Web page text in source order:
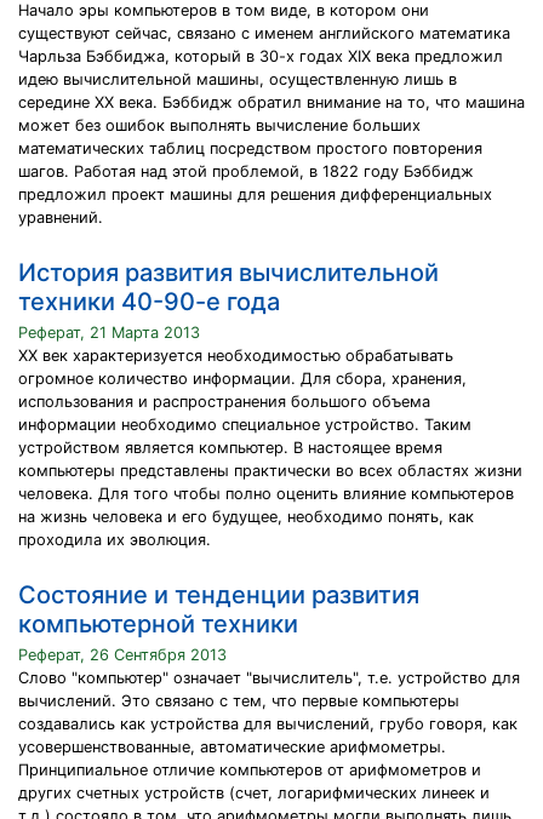
Начало эры компьютеров в том виде, в котором они
существуют сейчас, связано с именем английского математика
Чарльза Бэббиджа, который в 30-х годах XIX века предложил
идею вычислительной машины, осуществленную лишь в
середине XX века. Бэббидж обратил внимание на то, что машина
может без ошибок выполнять вычисление больших
математических таблиц посредством простого повторения
шагов. Работая над этой проблемой, в 1822 году Бэббидж
предложил проект машины для решения дифференциальных
уравнений.
История развития вычислительной
техники 40-90-е года
Реферат, 21 Марта 2013
XX век характеризуется необходимостью обрабатывать
огромное количество информации. Для сбора, хранения,
использования и распространения большого объема
информации необходимо специальное устройство. Таким
устройством является компьютер. В настоящее время
компьютеры представлены практически во всех областях жизни
человека. Для того чтобы полно оценить влияние компьютеров
на жизнь человека и его будущее, необходимо понять, как
проходила их эволюция.
Состояние и тенденции развития
компьютерной техники
Реферат, 26 Сентября 2013
Слово "компьютер" означает "вычислитель", т.е. устройство для
вычислений. Это связано с тем, что первые компьютеры
создавались как устройства для вычислений, грубо говоря, как
усовершенствованные, автоматические арифмометры.
Принципиальное отличие компьютеров от арифмометров и
других счетных устройств (счет, логарифмических линеек и